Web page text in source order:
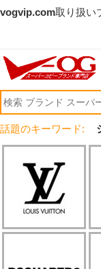
vogvip.com取り扱い
話題のキーワード: